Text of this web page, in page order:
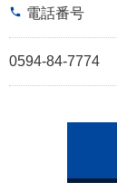
phone 電話番号
0594-84-7774